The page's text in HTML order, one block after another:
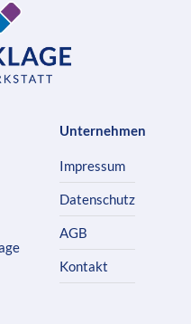
Unternehmen
Impressum
Datenschutz
AGB
Kontakt